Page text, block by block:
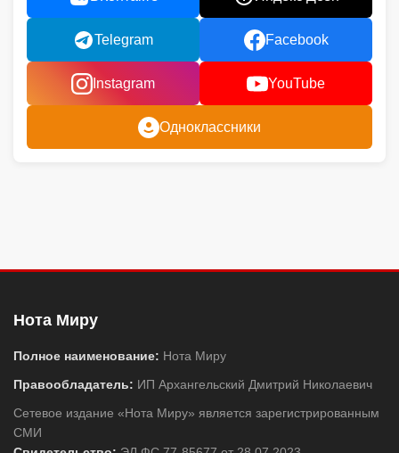
Telegram Facebook
Instagram YouTube
Одноклассники
Нота Миру
Полное наименование: Нота Миру
Правообладатель: ИП Архангельский Дмитрий Николаевич
Сетевое издание «Нота Миру» является зарегистрированным
СМИ